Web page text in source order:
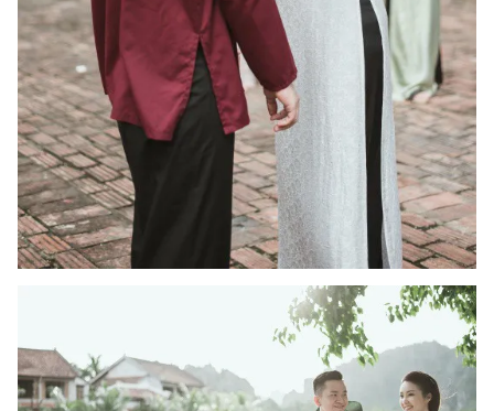
® Cấm sao chép dưới mọi hình thức nếu không có sự chấp
thuận bằng văn bản. Ghi rõ nguồn VTV.vn khi phát hành lại
thông tin từ website này.